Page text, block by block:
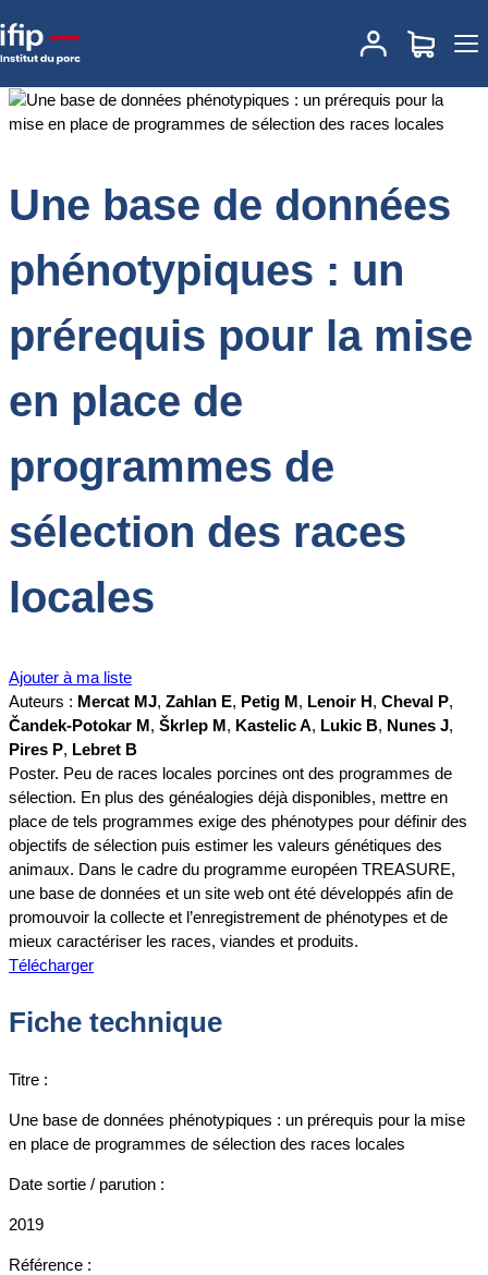
Accueil
Une base de données phénotypiques :
un prérequis pour la mise en place de programmes de sélection
Une base de données
phénotypiques : un
prérequis pour la mise
en place de
programmes de
sélection des races
locales
Ajouter à ma liste
Auteurs : Mercat MJ, Zahlan E, Petig M, Lenoir H, Cheval P,
Čandek-Potokar M, Škrlep M, Kastelic A, Lukic B, Nunes J,
Pires P, Lebret B
Poster. Peu de races locales porcines ont des programmes de
sélection. En plus des généalogies déjà disponibles, mettre en
place de tels programmes exige des phénotypes pour définir des
objectifs de sélection puis estimer les valeurs génétiques des
animaux. Dans le cadre du programme européen TREASURE,
une base de données et un site web ont été développés afin de
promouvoir la collecte et l’enregistrement de phénotypes et de
mieux caractériser les races, viandes et produits.
Télécharger
Fiche technique
Titre :
Une base de données phénotypiques : un prérequis pour la mise
en place de programmes de sélection des races locales
Date sortie / parution :
2019
Référence :